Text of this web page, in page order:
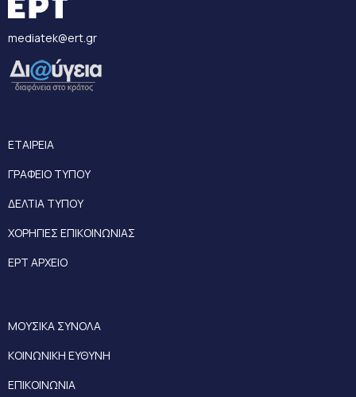
mediatek@ert.gr
ΕΤΑΙΡΕΙΑ
ΓΡΑΦΕΙΟ ΤΥΠΟΥ
ΔΕΛΤΙΑ ΤΥΠΟΥ
ΧΟΡΗΓΙΕΣ ΕΠΙΚΟΙΝΩΝΙΑΣ
ΕΡΤ ΑΡΧΕΙΟ
ΜΟΥΣΙΚΑ ΣΥΝΟΛΑ
ΚΟΙΝΩΝΙΚΗ ΕΥΘΥΝΗ
ΕΠΙΚΟΙΝΩΝΙΑ